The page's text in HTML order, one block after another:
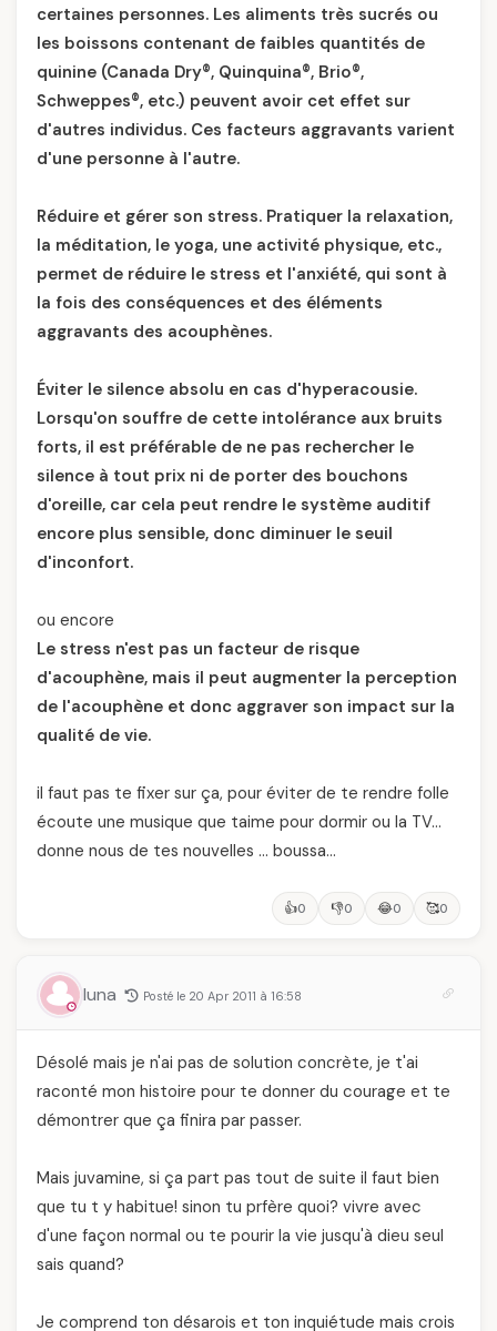
certaines personnes. Les aliments très sucrés ou
les boissons contenant de faibles quantités de
quinine (Canada Dry®, Quinquina®, Brio®,
Schweppes®, etc.) peuvent avoir cet effet sur
d'autres individus. Ces facteurs aggravants varient
d'une personne à l'autre.
Réduire et gérer son stress. Pratiquer la relaxation,
la méditation, le yoga, une activité physique, etc.,
permet de réduire le stress et l'anxiété, qui sont à
la fois des conséquences et des éléments
aggravants des acouphènes.
Éviter le silence absolu en cas d'hyperacousie.
Lorsqu'on souffre de cette intolérance aux bruits
forts, il est préférable de ne pas rechercher le
silence à tout prix ni de porter des bouchons
d'oreille, car cela peut rendre le système auditif
encore plus sensible, donc diminuer le seuil
d'inconfort.
ou encore
Le stress n'est pas un facteur de risque
d'acouphène, mais il peut augmenter la perception
de l'acouphène et donc aggraver son impact sur la
qualité de vie.
il faut pas te fixer sur ça, pour éviter de te rendre folle
écoute une musique que taime pour dormir ou la TV…
donne nous de tes nouvelles … boussa…
👍0 👎0 😂0 🥰0
luna Posté le 20 Apr 2011 à 16:58
Désolé mais je n'ai pas de solution concrète, je t'ai
raconté mon histoire pour te donner du courage et te
démontrer que ça finira par passer.
Mais juvamine, si ça part pas tout de suite il faut bien
que tu t y habitue! sinon tu prfère quoi? vivre avec
d'une façon normal ou te pourir la vie jusqu'à dieu seul
sais quand?
Je comprend ton désarois et ton inquiétude mais crois